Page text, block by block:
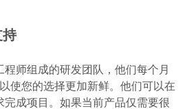
持
程师组成的研发团队，他们每个月
使您的选择更加新鲜。他们可以在
完成项目。如果当前产品仅需要很